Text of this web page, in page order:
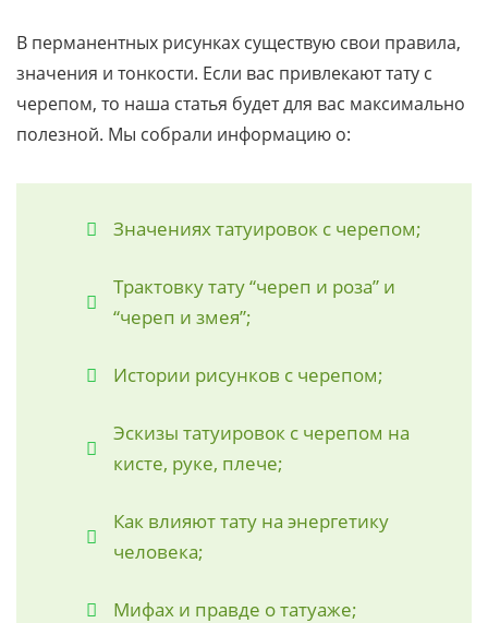
В перманентных рисунках существую свои правила,
значения и тонкости. Если вас привлекают тату с
черепом, то наша статья будет для вас максимально
полезной. Мы собрали информацию о:
Значениях татуировок с черепом;
Трактовку тату “череп и роза” и
“череп и змея”;
Истории рисунков с черепом;
Эскизы татуировок с черепом на
кисте, руке, плече;
Как влияют тату на энергетику
человека;
Мифах и правде о татуаже;